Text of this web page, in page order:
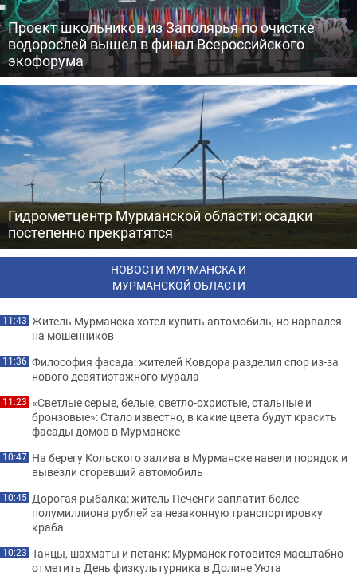
Проект школьников из Заполярья по очистке
водорослей вышел в финал Всероссийского
экофорума
Гидрометцентр Мурманской области: осадки
постепенно прекратятся
НОВОСТИ МУРМАНСКА И
МУРМАНСКОЙ ОБЛАСТИ
11:43 Житель Мурманска хотел купить автомобиль, но нарвался
на мошенников
11:36 Философия фасада: жителей Ковдора разделил спор из-за
нового девятиэтажного мурала
11:23 «Светлые серые, белые, светло-охристые, стальные и
бронзовые»: Стало известно, в какие цвета будут красить
фасады домов в Мурманске
10:47 На берегу Кольского залива в Мурманске навели порядок и
вывезли сгоревший автомобиль
10:45 Дорогая рыбалка: житель Печенги заплатит более
полумиллиона рублей за незаконную транспортировку
краба
10:23 Танцы, шахматы и петанк: Мурманск готовится масштабно
отметить День физкультурника в Долине Уюта